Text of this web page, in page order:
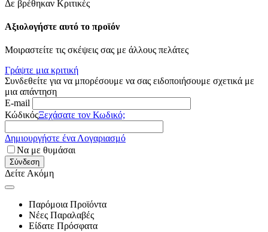
Δε βρέθηκαν Κριτικές
Αξιολογήστε αυτό το προϊόν
Μοιραστείτε τις σκέψεις σας με άλλους πελάτες
Γράψτε μια κριτική
Συνδεθείτε για να μπορέσουμε να σας ειδοποιήσουμε σχετικά με
μια απάντηση
E-mail
ΚώδικόςΞεχάσατε τον Κωδικό;
Δημιουργήστε ένα Λογαριασμό
Να με θυμάσαι
Σύνδεση
Δείτε Ακόμη
Παρόμοια Προϊόντα
Νέες Παραλαβές
Είδατε Πρόσφατα